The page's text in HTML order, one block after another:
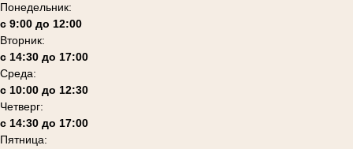
Понедельник:
с 9:00 до 12:00
Вторник:
с 14:30 до 17:00
Среда:
с 10:00 до 12:30
Четверг:
с 14:30 до 17:00
Пятница: